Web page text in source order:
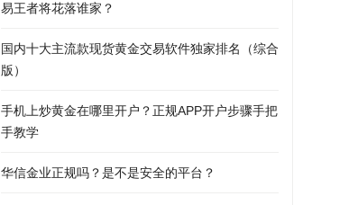
易王者将花落谁家？
国内十大主流款现货黄金交易软件独家排名（综合
版）
手机上炒黄金在哪里开户？正规APP开户步骤手把
手教学
华信金业正规吗？是不是安全的平台？